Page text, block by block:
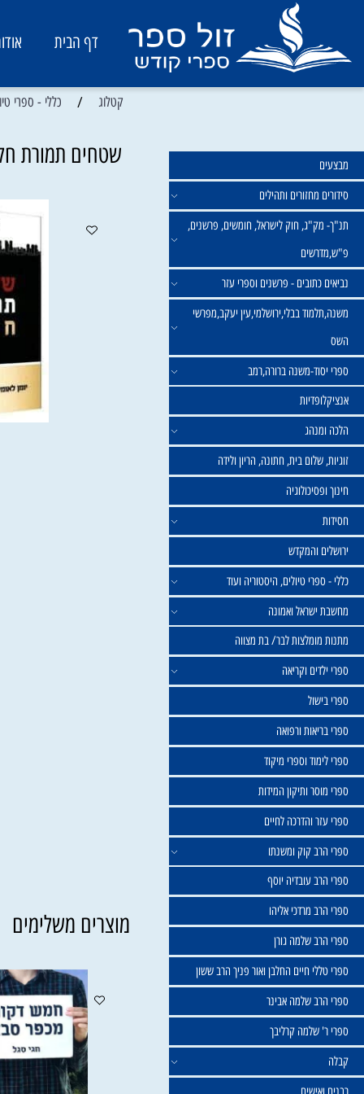
דף הבית
ותהילים
חוק לישראל, חומשים, פרשנים,
- פרשנים וספרי עזר
בבלי,ירושלמי,עין יעקב,מפרשי
משנה ברורה,רמב
בית, חתונה, הריון ולידה
והמקדש
טיולים, היסטוריה ועוד
ואמונה
לבר/ בת מצווה
וקריאה
ורפואה
וספרי מיקוד
ותיקון המידות
והדרכה לחיים
קוק ומשנתו
עובדיה יוסף
מרדכי אליהו
שלמה גורן
חיים החלבן ואור פניך הרב ששון
שלמה אבינר
קרליבך
/ כללי - ספרי טיולים,
שטחים תמורת חלום
מוצרים משלימים